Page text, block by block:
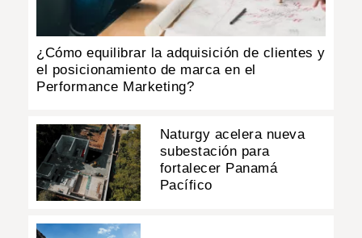
¿Cómo equilibrar la adquisición de clientes y
el posicionamiento de marca en el
Performance Marketing?
Naturgy acelera nueva
subestación para
fortalecer Panamá
Pacífico